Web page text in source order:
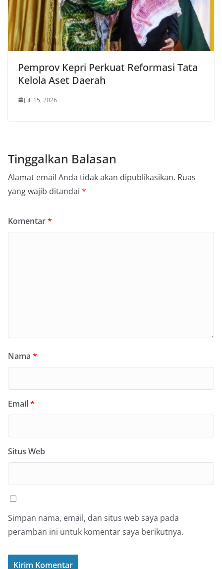
Pemprov Kepri Perkuat Reformasi Tata
Kelola Aset Daerah
Juli 15, 2026
Tinggalkan Balasan
Alamat email Anda tidak akan dipublikasikan. Ruas
yang wajib ditandai *
Komentar*
Nama *
Email*
Situs Web
Simpan nama, email, dan situs web saya pada
peramban ini untuk komentar saya berikutnya.